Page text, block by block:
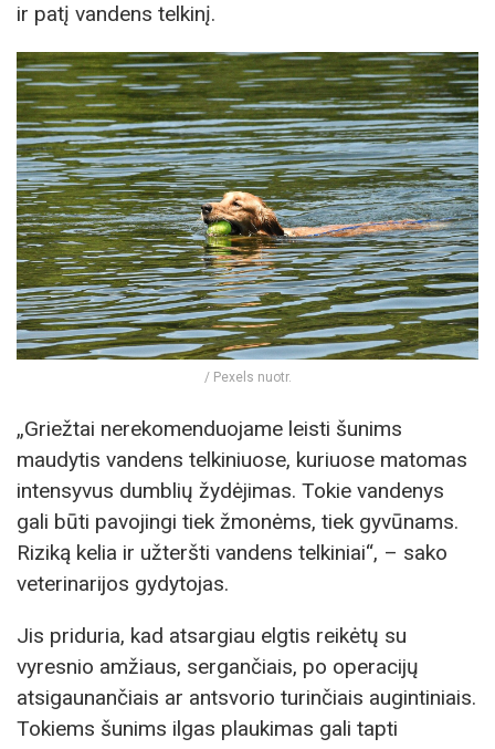
ir patį vandens telkinį.
/ Pexels nuotr.
„Griežtai nerekomenduojame leisti šunims
maudytis vandens telkiniuose, kuriuose matomas
intensyvus dumblių žydėjimas. Tokie vandenys
gali būti pavojingi tiek žmonėms, tiek gyvūnams.
Riziką kelia ir užteršti vandens telkiniai“, – sako
veterinarijos gydytojas.
Jis priduria, kad atsargiau elgtis reikėtų su
vyresnio amžiaus, sergančiais, po operacijų
atsigaunančiais ar antsvorio turinčiais augintiniais.
Tokiems šunims ilgas plaukimas gali tapti